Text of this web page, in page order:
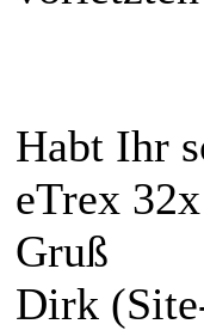
Habt Ihr
eTrex
Gruß
Dirk